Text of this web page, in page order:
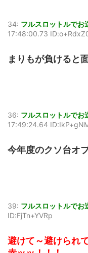
34: フルスロットルでお
17:48:00.73
まりもが負けると
36: フルスロットルでお
17:49:24.64
今年度のクソ台オ
39: フルスロットルでお
ID:FjTn+YVRp
避けて～避けられ